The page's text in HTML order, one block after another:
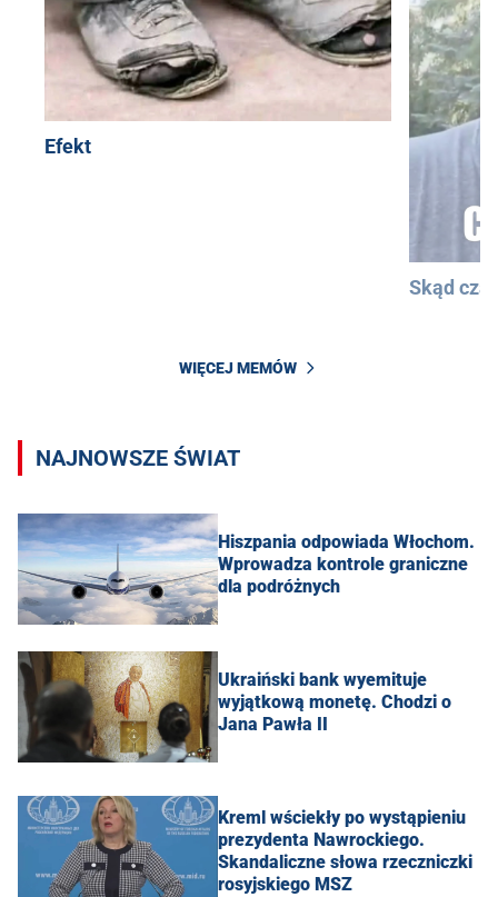
Efekt
Skąd
WIĘCEJ MEMÓW
NAJNOWSZE ŚWIAT
Hiszpania odpowiada Włochom.
Wprowadza kontrole graniczne
dla podróżnych
Ukraiński bank wyemituje
wyjątkową monetę. Chodzi o
Jana Pawła II
Kreml wściekły po wystąpieniu
prezydenta Nawrockiego.
Skandaliczne słowa rzeczniczki
rosyjskiego MSZ